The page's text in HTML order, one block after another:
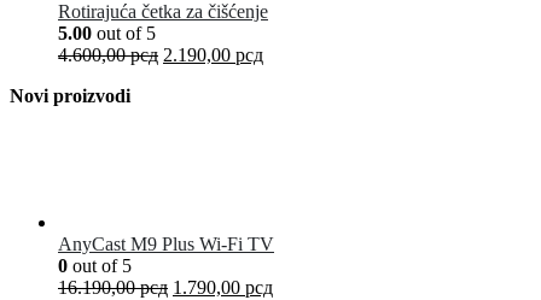
Rotirajuća četka za čišćenje
5.00 out of 5
4.600,00рсд 2.190,00 рсд
Novi proizvodi
AnyCast M9 Plus Wi-Fi TV
0 out of 5
16.190,00рсд 1.790,00 рсд